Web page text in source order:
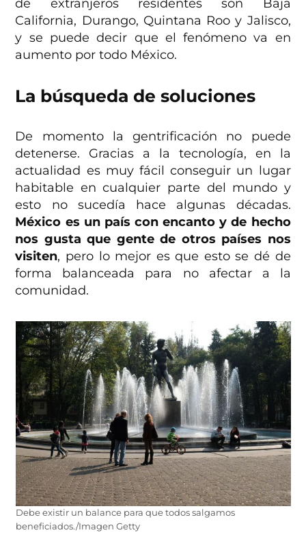
de extranjeros residentes son Baja
California, Durango, Quintana Roo y Jalisco,
y se puede decir que el fenómeno va en
aumento por todo México.
La búsqueda de soluciones
De momento la gentrificación no puede
detenerse. Gracias a la tecnología, en la
actualidad es muy fácil conseguir un lugar
habitable en cualquier parte del mundo y
esto no sucedía hace algunas décadas.
México es un país con encanto y de hecho
nos gusta que gente de otros países nos
visiten, pero lo mejor es que esto se dé de
forma balanceada para no afectar a la
comunidad.
Debe existir un balance para que todos salgamos
beneficiados./Imagen Getty